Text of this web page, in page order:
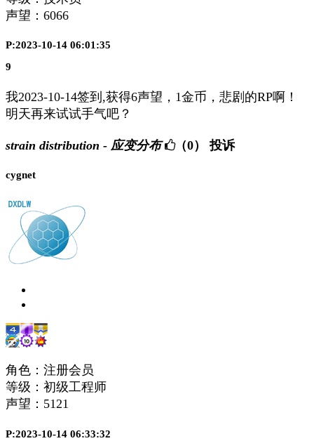
声望： 6066
P:2023-10-14 06:01:35
9
我2023-10-14签到,获得6声望，1金币，悲剧的RP啊！
明天再来试试手气吧？
strain distribution - 应变分布 （0） 投诉
cygnet
角色：注册会员
等级：初级工程师
声望： 5121
P:2023-10-14 06:33:32